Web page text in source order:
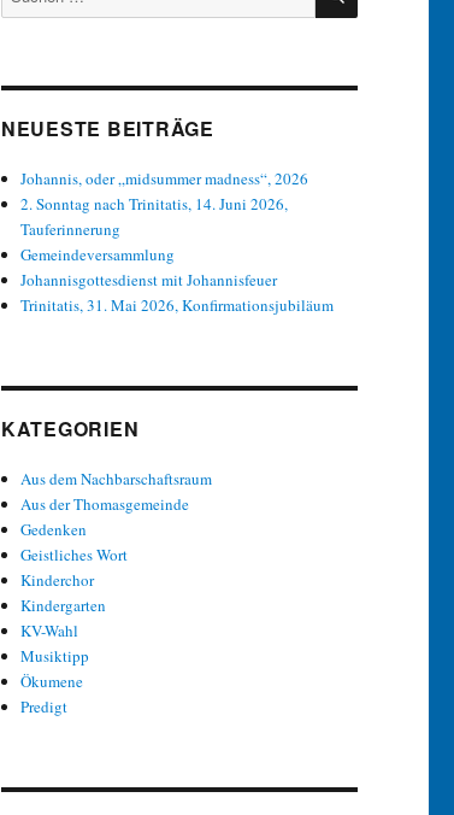
nach:
NEUESTE BEITRÄGE
Johannis, oder „midsummer madness“, 2026
2. Sonntag nach Trinitatis, 14. Juni 2026,
Tauferinnerung
Gemeindeversammlung
Johannisgottesdienst mit Johannisfeuer
Trinitatis, 31. Mai 2026, Konfirmationsjubiläum
KATEGORIEN
Aus dem Nachbarschaftsraum
Aus der Thomasgemeinde
Gedenken
Geistliches Wort
Kinderchor
Kindergarten
KV-Wahl
Musiktipp
Ökumene
Predigt